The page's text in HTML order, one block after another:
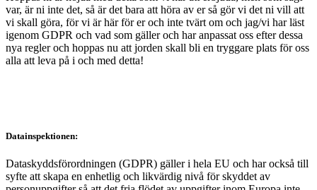
var, är ni inte det, så är det bara att höra av er så gör vi det ni vill att
vi skall göra, för vi är här för er och inte tvärt om och jag/vi har läst
igenom GDPR och vad som gäller och har anpassat oss efter dessa
nya regler och hoppas nu att jorden skall bli en tryggare plats för oss
alla att leva på i och med detta!
Datainspektionen:
Dataskyddsförordningen (GDPR) gäller i hela EU och har också till
syfte att skapa en enhetlig och likvärdig nivå för skyddet av